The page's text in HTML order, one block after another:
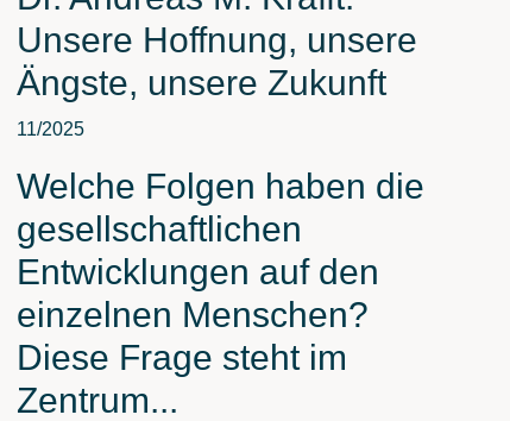
Unsere Hoffnung, unsere
Ängste, unsere Zukunft
11/2025
Welche Folgen haben die
gesellschaftlichen
Entwicklungen auf den
einzelnen Menschen?
Diese Frage steht im
Zentrum...